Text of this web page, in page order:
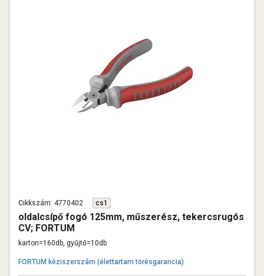
Cikkszám: 4770402 cs1
oldalcsípő fogó 125mm, műszerész, tekercsrugós
CV; FORTUM
karton=160db, gyűjtő=10db
FORTUM kéziszerszám (élettartam törésgarancia)